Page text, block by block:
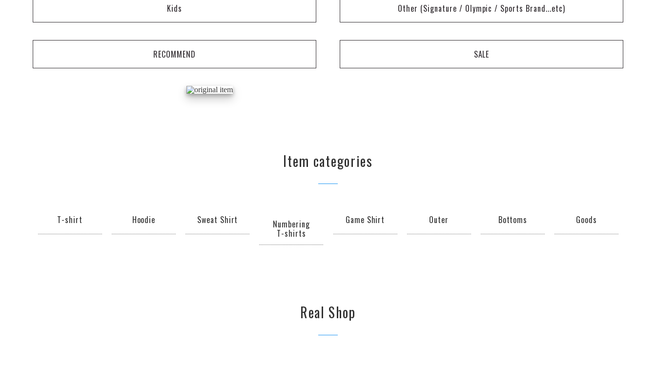
Kids Other (Signature / Olympic / Sports Brand...etc)
RECOMMEND SALE
Item categories
T-shirt Hoodie Sweat Shirt Numbering
T-shirts
Game Shirt Outer Bottoms Goods
Real Shop